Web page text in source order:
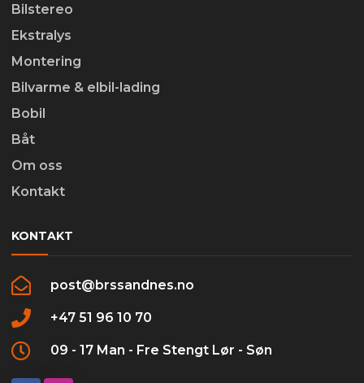
Bilstereo
Ekstralys
Montering
Bilvarme & elbil-lading
Bobil
Båt
Om oss
Kontakt
KONTAKT
post@brssandnes.no
+47 51 96 10 70
09 - 17 Man - Fre Stengt Lør - Søn